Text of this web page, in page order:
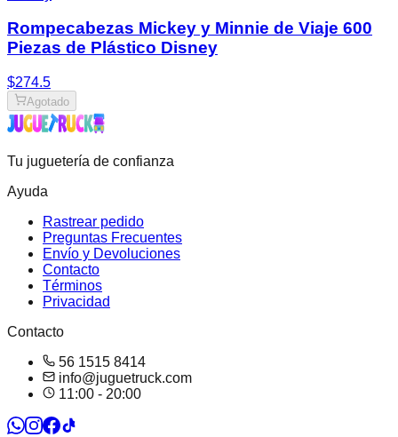
Rompecabezas Mickey y Minnie de Viaje 600
Piezas de Plástico Disney
$274.5
Agotado
Tu juguetería de confianza
Ayuda
Rastrear pedido
Preguntas Frecuentes
Envío y Devoluciones
Contacto
Términos
Privacidad
Contacto
56 1515 8414
info@juguetruck.com
11:00 - 20:00